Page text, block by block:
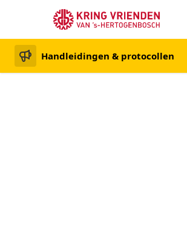
Handleidingen & protocollen